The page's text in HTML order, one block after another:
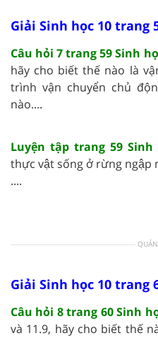
Giải Sinh học 10 trang
Câu hỏi 7 trang 59 Sinh
hãy cho biết thế nào là
trình vận chuyển chủ
nào....
Luyện tập trang 59
thực vật sống ở rừng ngập
....
Giải Sinh học 10 trang
Câu hỏi 8 trang 60 Sinh
và 11.9, hãy cho biết thế